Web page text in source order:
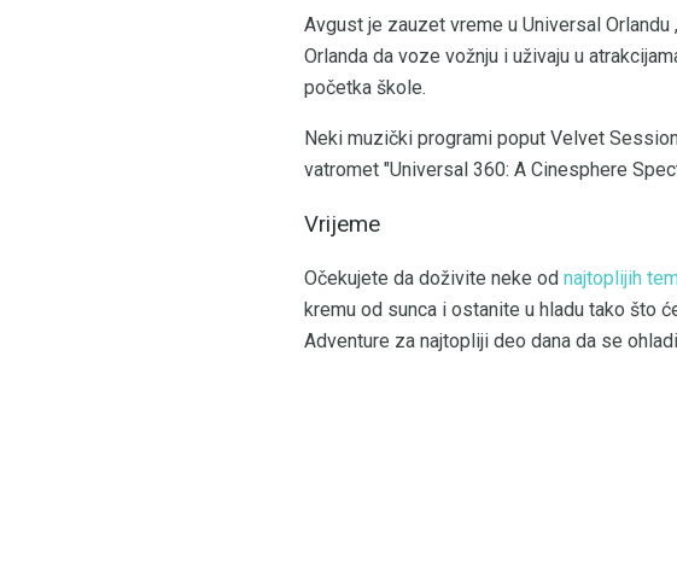
Avgust je zauzet vreme u Universal
Orlanda da voze vožnju i uživaju u
početka škole.
Neki muzički programi poput Velvet
vatromet "Universal 360: A Cinesphere
Vrijeme
Očekujete da doživite neke od najtoplijih
kremu od sunca i ostanite u hladu tako što
Adventure za najtopliji deo dana da se